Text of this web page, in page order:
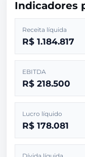
Indicadores
Receita líquida
R$ 1.184.817
EBITDA
R$ 218.500
Lucro líquido
R$ 178.081